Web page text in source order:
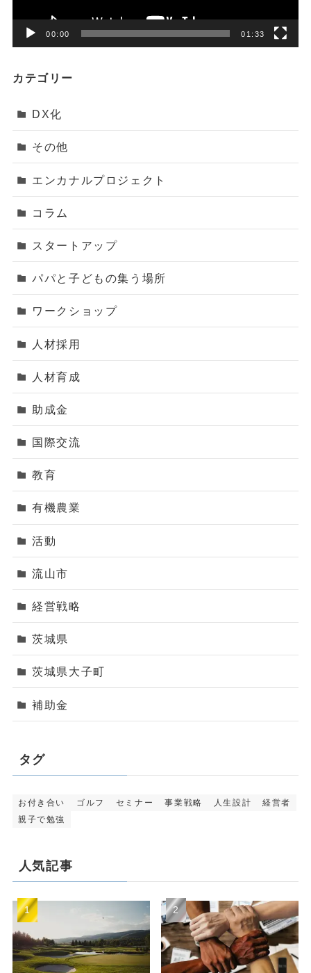
00:00 01:33
カテゴリー
DX化
その他
エンカナルプロジェクト
コラム
スタートアップ
パパと子どもの集う場所
ワークショップ
人材採用
人材育成
助成金
国際交流
教育
有機農業
活動
流山市
経営戦略
茨城県
茨城県大子町
補助金
タグ
お付き合い ゴルフ セミナー 事業戦略 人生設計
経営者
親子で勉強
人気記事